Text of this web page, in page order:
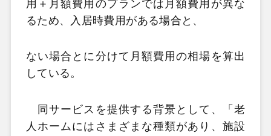
用＋月額費用のプランでは月額費用が異な
るため、入居時費用がある場合と、
ない場合とに分けて月額費用の相場を算出
している。
同サービスを提供する背景として、「老
人ホームにはさまざまな種類があり、施設